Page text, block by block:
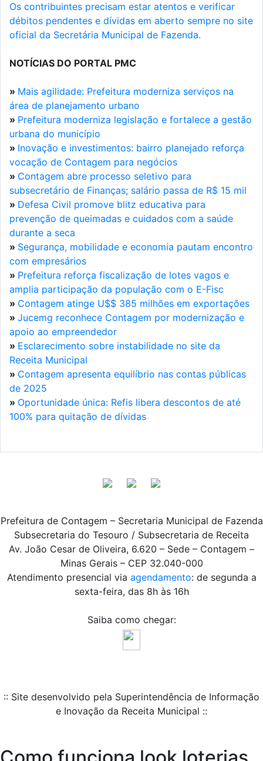
Os contribuintes precisam estar atentos e verificar
débitos pendentes e dívidas em aberto sempre no site
oficial da Secretária Municipal de Fazenda.
NOTÍCIAS DO PORTAL PMC
» Mais agilidade: Prefeitura moderniza serviços na
área de planejamento urbano
» Prefeitura moderniza legislação e fortalece a gestão
urbana do município
» Inovação e investimentos: bairro planejado reforça
vocação de Contagem para negócios
» Contagem abre processo seletivo para
subsecretário de Finanças; salário passa de R$ 15 mil
» Defesa Civil promove blitz educativa para
prevenção de queimadas e cuidados com a saúde
durante a seca
» Segurança, mobilidade e economia pautam encontro
com empresários
» Prefeitura reforça fiscalização de lotes vagos e
amplia participação da população com o E-Fisc
» Contagem atinge U$$ 385 milhões em exportações
» Jucemg reconhece Contagem por modernização e
apoio ao empreendedor
» Esclarecimento sobre instabilidade no site da
Receita Municipal
» Contagem apresenta equilíbrio nas contas públicas
de 2025
» Oportunidade única: Refis libera descontos de até
100% para quitação de dívidas
Prefeitura de Contagem – Secretaria Municipal de Fazenda
Subsecretaria do Tesouro / Subsecretaria de Receita
Av. João Cesar de Oliveira, 6.620 – Sede – Contagem –
Minas Gerais – CEP 32.040-000
Atendimento presencial via agendamento: de segunda a
sexta-feira, das 8h às 16h
Saiba como chegar:
:: Site desenvolvido pela Superintendência de Informação
e Inovação da Receita Municipal ::